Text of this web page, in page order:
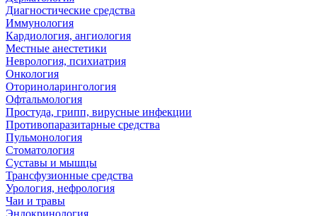
Диагностические средства
Иммунология
Кардиология, ангиология
Местные анестетики
Неврология, психиатрия
Онкология
Оториноларингология
Офтальмология
Простуда, грипп, вирусные инфекции
Противопаразитарные средства
Пульмонология
Стоматология
Суставы и мышцы
Трансфузионные средства
Урология, нефрология
Чаи и травы
Эндокринология